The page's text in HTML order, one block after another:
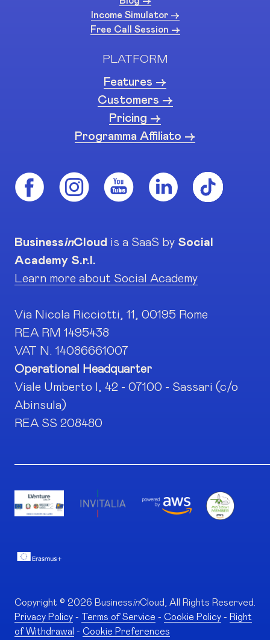
Income Simulator ->
Free Call Session ->
PLATFORM
Features ->
Customers ->
Pricing ->
Programma Affiliato ->
BusinessinCloud is a SaaS by Social
Academy S.r.l.
Learn more about Social Academy
Via Nicola Ricciotti, 11, 00195 Rome
REA RM 1495438
VAT N. 14086661007
Operational Headquarter
Viale Umberto I, 42 - 07100 - Sassari (c/o
Abinsula)
REA SS 208480
Copyright © 2026 BusinessinCloud, All Rights Reserved.
Privacy Policy - Terms of Service - Cookie Policy - Right
of Withdrawal - Cookie Preferences